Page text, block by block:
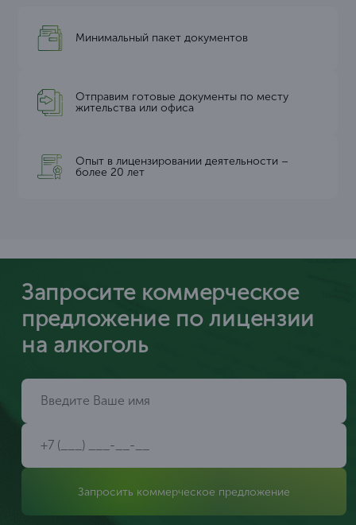
Минимальный пакет документов
Отправим готовые документы по месту
жительства или офиса
Опыт в лицензировании деятельности –
более 20 лет
Запросите коммерческое
предложение по лицензии
на алкоголь
Запросить коммерческое предложение